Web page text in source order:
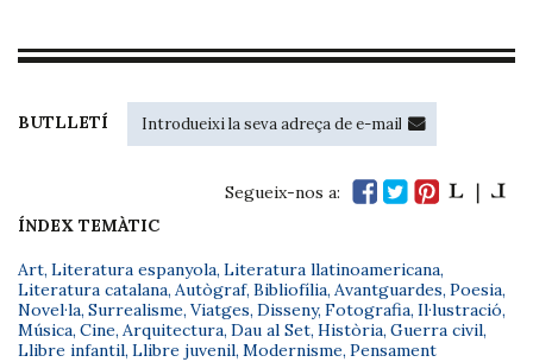
BUTLLETÍ
Segueix-nos a:
ÍNDEX TEMÀTIC
Art, Literatura espanyola, Literatura llatinoamericana,
Literatura catalana, Autògraf, Bibliofília, Avantguardes, Poesia,
Novel·la, Surrealisme, Viatges, Disseny, Fotografia, Il·lustració,
Música, Cine, Arquitectura, Dau al Set, Història, Guerra civil,
Llibre infantil, Llibre juvenil, Modernisme, Pensament